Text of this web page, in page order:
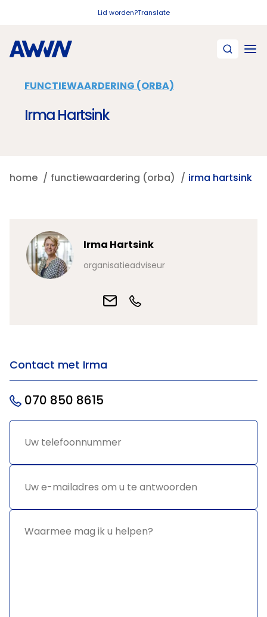
Lid worden?Translate
FUNCTIEWAARDERING (ORBA)
Irma Hartsink
home functiewaardering (orba) irma hartsink
Irma Hartsink
organisatieadviseur
Contact met Irma
070 850 8615
Uw *
Uw e-
om u te
antwoorden
*
Waarmee
helpen?
*